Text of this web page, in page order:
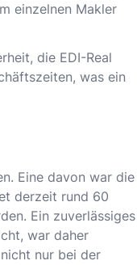
einzelnen Makler
die EDI-Real
was ein
Eine davon war die
derzeit rund 60
Ein zuverlässiges
war daher
nur bei der